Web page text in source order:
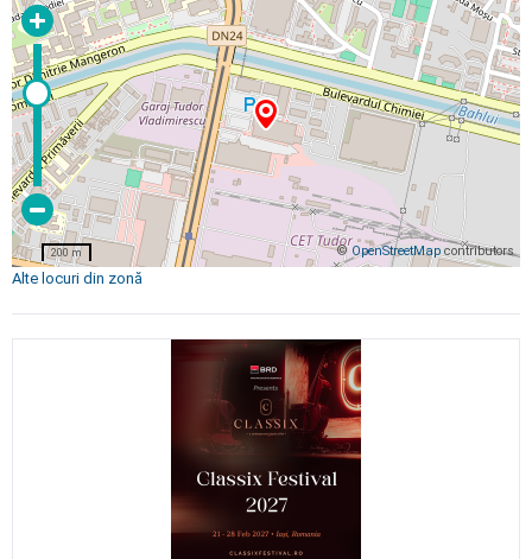
© OpenStreetMap contributors
200 m
Alte locuri din zonă